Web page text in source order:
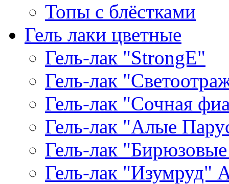
Топы с блёстками
Гель лаки цветные
Гель-лак "StrongE"
Гель-лак
Гель-лак "Сочная
Гель-лак "Алые
Гель-лак
Гель-лак "Изумруд"